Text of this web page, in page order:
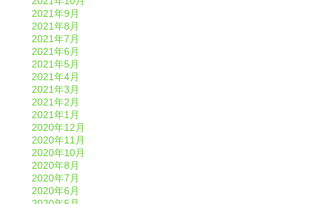
2021年9月
2021年8月
2021年7月
2021年6月
2021年5月
2021年4月
2021年3月
2021年2月
2021年1月
2020年12月
2020年11月
2020年10月
2020年8月
2020年7月
2020年6月